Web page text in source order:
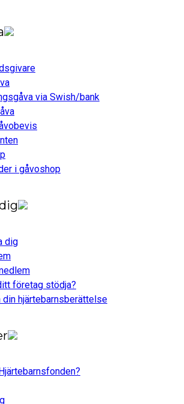
via Swish/bank
i gåvoshop
dig
företag stödja?
din hjärtebarnsberättelse